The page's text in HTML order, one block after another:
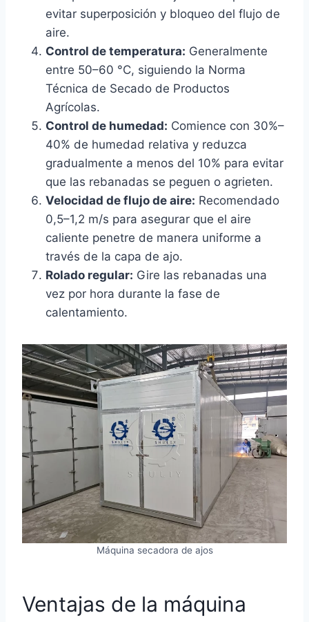
evitar superposición y bloqueo del flujo de
aire.
Control de temperatura: Generalmente
entre 50–60 °C, siguiendo la Norma
Técnica de Secado de Productos
Agrícolas.
Control de humedad: Comience con 30%–
40% de humedad relativa y reduzca
gradualmente a menos del 10% para evitar
que las rebanadas se peguen o agrieten.
Velocidad de flujo de aire: Recomendado
0,5–1,2 m/s para asegurar que el aire
caliente penetre de manera uniforme a
través de la capa de ajo.
Rolado regular: Gire las rebanadas una
vez por hora durante la fase de
calentamiento.
Máquina secadora de ajos
Ventajas de la máquina